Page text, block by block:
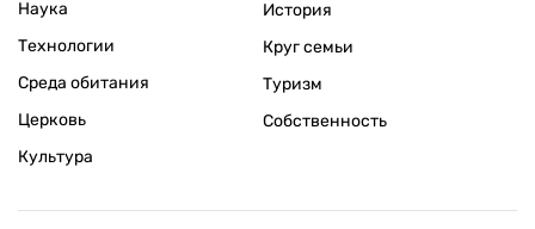
Наука
Технологии
Среда обитания
Церковь
Культура
История
Круг семьи
Туризм
Собственность